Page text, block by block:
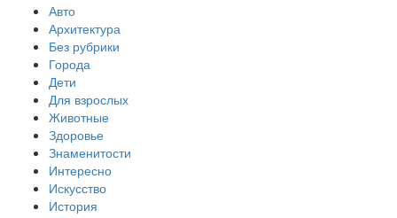
Авто
Архитектура
Без рубрики
Города
Дети
Для взрослых
Животные
Здоровье
Знаменитости
Интересно
Искусство
История